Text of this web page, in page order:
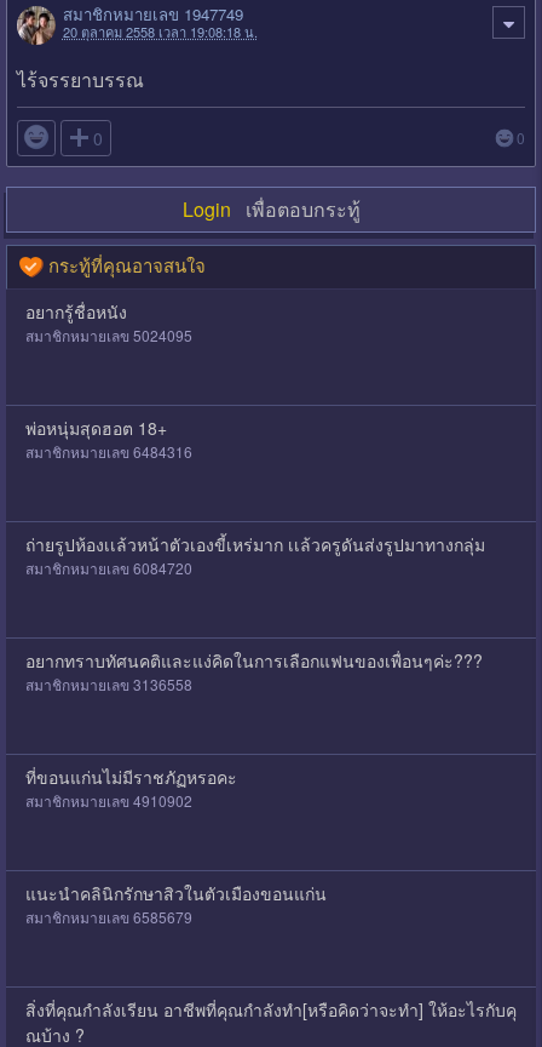
สมาชิกหมายเลข 1947749
20 ตุลาคม 2558 เวลา 19:08:18 น.
ไร้จรรยาบรรณ
 0 0
Login เพื่อตอบกระทู้
กระทู้ที่คุณอาจสนใจ
อยากรู้ชื่อหนัง
สมาชิกหมายเลข 5024095
พ่อหนุ่มสุดฮอต 18+
สมาชิกหมายเลข 6484316
ถ่ายรูปห้องเเล้วหน้าตัวเองขี้เหร่มาก เเล้วครูดันส่งรูปมาทางกลุ่ม
สมาชิกหมายเลข 6084720
อยากทราบทัศนคติและแง่คิดในการเลือกแฟนของเพื่อนๆค่ะ???
สมาชิกหมายเลข 3136558
ที่ขอนแก่นไม่มีราชภัฏหรอคะ
สมาชิกหมายเลข 4910902
แนะนำคลินิกรักษาสิวในตัวเมืองขอนแก่น
สมาชิกหมายเลข 6585679
สิ่งที่คุณกำลังเรียน อาชีพที่คุณกำลังทำ[หรือคิดว่าจะทำ] ให้อะไรกับคุ
ณบ้าง ?